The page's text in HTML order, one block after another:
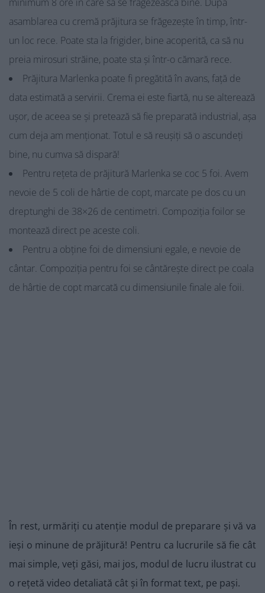
asamblarea cu cremă prăjitura se frăgezește în timp, într-
un loc rece. Poate sta la frigider, bine acoperită, ca să nu
preia mirosuri străine, poate sta și într-o cămară rece.
Prăjitura Marlenka poate fi pregătită în avans, față de
data estimată a servirii. Crema ei este fiartă, nu se alterează
ușor, de aceea se și pretează să fie preparată industrial, așa
cum deja am menționat. Totul e să reușiți să o ascundeți
bine, nu cumva să dispară!
Pentru rețeta de prăjitură Marlenka se coc 5 foi. Avem
nevoie de 5 coli de hârtie de copt, marcate pe dos cu un
dreptunghi de 38×26 de centimetri. Compoziția foilor se
montează direct pe aceste coli.
Pentru a obține foi de dimensiuni egale, e nevoie de
cântar. Compoziția pentru foi se cântărește direct pe coala
de hârtie de copt marcată cu dimensiunile finale ale foii.
În rest, urmăriți cu atenție modul de preparare și vă va
ieși o minune de prăjitură! Pentru ca lucrurile să fie cât
mai simple, veți găsi, mai jos, modul de lucru ilustrat cu
o rețetă video detaliată cât și în format text, pe pași.